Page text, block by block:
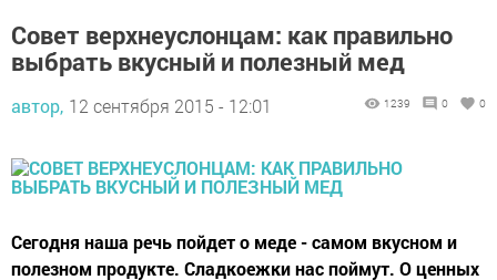
Совет верхнеуслонцам: как правильно
выбрать вкусный и полезный мед
автор, 12 сентября 2015 - 12:01 1239 0 0
Сегодня наша речь пойдет о меде - самом вкусном и
полезном продукте. Сладкоежки нас поймут. О ценных